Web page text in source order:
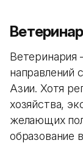
направлений
Азии. Хотя
хозяйства,
желающих
образование